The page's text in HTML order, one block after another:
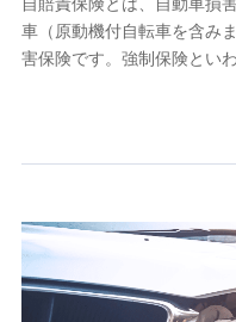
業務の委託
当社は利用目的の達成に
【共同して利用される利
当社又は株式会社NTTド
した、以下の情報などの
自賠責保険とは、自動車損
車（原動機付自転車を含み
害保険です。強制保険とい